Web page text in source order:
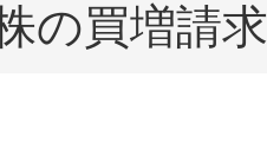
の買増請